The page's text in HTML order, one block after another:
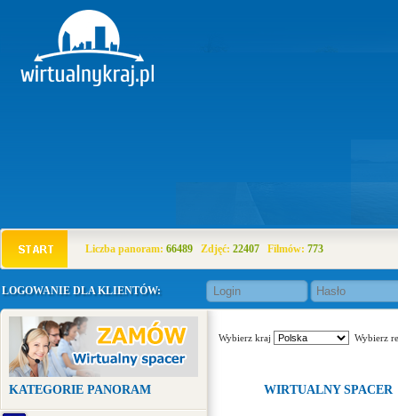
Liczba panoram: 66489 Zdjęć: 22407 Filmów: 773
LOGOWANIE DLA KLIENTÓW:
KATEGORIE PANORAM
Wybierz kraj Wybierz
WIRTUALNY SPACER